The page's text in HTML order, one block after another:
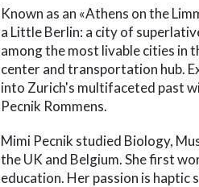
Known as an «Athens on the
a Little Berlin: a city of
among the most livable cities in
center and transportation hub.
into Zurich's multifaceted past
Pecnik Rommens.
Mimi Pecnik studied Biology,
the UK and Belgium. She first
education. Her passion is haptic